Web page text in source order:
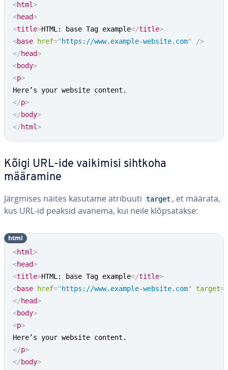
<html>
<head>
<title>HTML: base Tag example</title>
<base href=" https://www.example-website.com"
/>
</head>
<body>
<p>
</p>
</body>
</html>
Kõigi URL-ide vaikimisi sihtkoha
määramine
Järgmises näites kasutame atribuuti target , et määrata,
kus URL-id peaksid avanema, kui neile klõp­sa­takse:
<html>
<head>
<title>HTML: base Tag example</title>
<base href=" https://www.example-website.com" target=
</head>
<body>
<p>
</p>
</body>
html